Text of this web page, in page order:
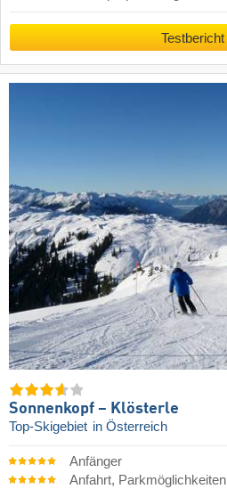
Testbericht
Sonnenkopf – Klösterle
Top-Skigebiet in Österreich
Anfänger
Anfahrt, Parkmöglichkeiten